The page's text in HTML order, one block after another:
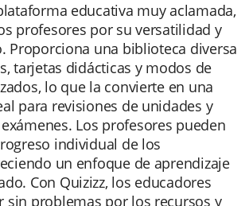
educativa muy aclamada,
profesores por su versatilidad y
Proporciona una biblioteca diversa
tarjetas didácticas y modos de
lo que la convierte en una
para revisiones de unidades y
Los profesores pueden
individual de los
un enfoque de aprendizaje
Con Quizizz, los educadores
sin problemas por los recursos y